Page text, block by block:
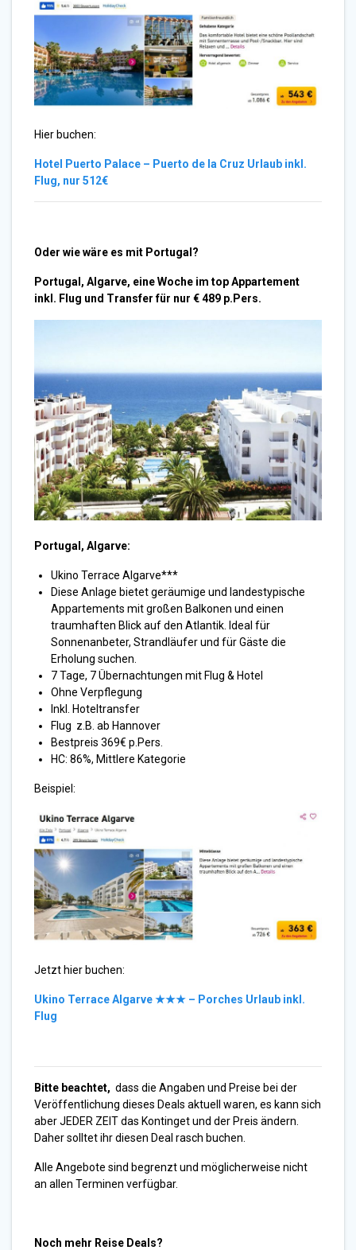
Hier buchen:
Hotel Puerto Palace – Puerto de la Cruz Urlaub inkl.
Flug, nur 512€
Oder wie wäre es mit Portugal?
Portugal, Algarve, eine Woche im top Appartement
inkl. Flug und Transfer für nur € 489 p.Pers.
Portugal, Algarve:
Ukino Terrace Algarve***
Diese Anlage bietet geräumige und landestypische
Appartements mit großen Balkonen und einen
traumhaften Blick auf den Atlantik. Ideal für
Sonnenanbeter, Strandläufer und für Gäste die
Erholung suchen.
7 Tage, 7 Übernachtungen mit Flug & Hotel
Ohne Verpflegung
Inkl. Hoteltransfer
Flug z.B. ab Hannover
Bestpreis 369€ p.Pers.
HC: 86%, Mittlere Kategorie
Beispiel:
Jetzt hier buchen:
Ukino Terrace Algarve ★★★ – Porches Urlaub inkl.
Flug
Bitte beachtet, dass die Angaben und Preise bei der
Veröffentlichung dieses Deals aktuell waren, es kann sich
aber JEDER ZEIT das Kontinget und der Preis ändern.
Daher solltet ihr diesen Deal rasch buchen.
Alle Angebote sind begrenzt und möglicherweise nicht
an allen Terminen verfügbar.
Noch mehr Reise Deals?